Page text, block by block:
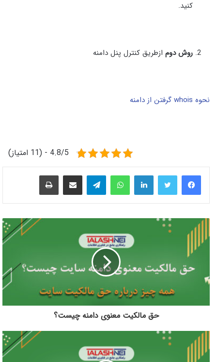
کنید.
روش دوم ازطریق کنترل پنل دامنه
نحوه whois گرفتن از دامنه
4.8/5 - (11 امتیاز)
لینکدینواتس آپ تلگرام اشتراک گذاری از طریق ایمیل چاپ
حق مالکیت معنوی دامنه چیست؟